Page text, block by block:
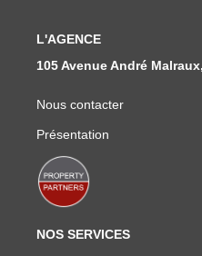
L'AGENCE
105 Avenue André
Nous contacter
Présentation
NOS SERVICES